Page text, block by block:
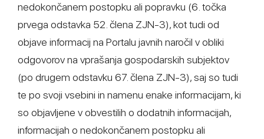
nedokončanem postopku ali popravku (6. točka
prvega odstavka 52. člena ZJN-3), kot tudi od
objave informacij na Portalu javnih naročil v obliki
odgovorov na vprašanja gospodarskih subjektov
(po drugem odstavku 67. člena ZJN-3), saj so tudi
te po svoji vsebini in namenu enake informacijam, ki
so objavljene v obvestilih o dodatnih informacijah,
informacijah o nedokončanem postopku ali